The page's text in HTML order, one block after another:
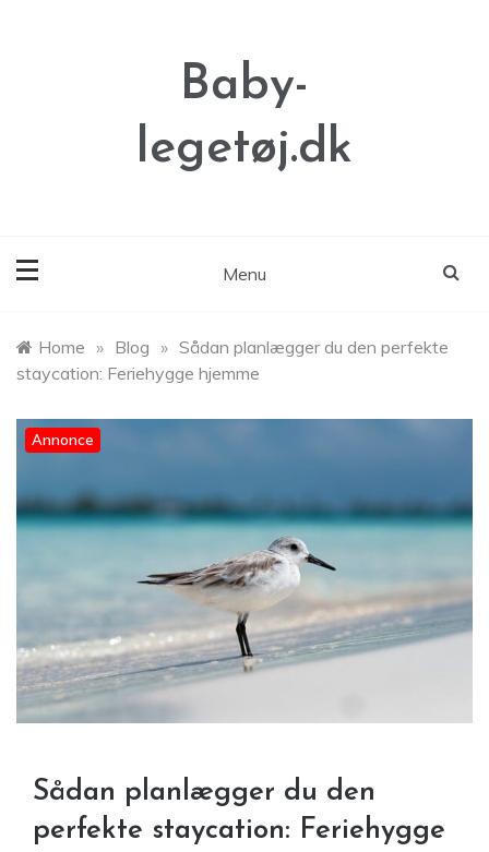
Baby-
legetøj.dk
Menu
Home » Blog » Sådan planlægger du den perfekte
staycation: Feriehygge hjemme
Annonce
Sådan planlægger du den
perfekte staycation: Feriehygge